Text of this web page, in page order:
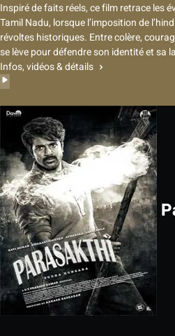
Inspiré de faits réels, ce film retrace les
Tamil Nadu, lorsque l’imposition de
révoltes historiques. Entre colère,
se lève pour défendre son identité et sa
Infos, vidéos & détails